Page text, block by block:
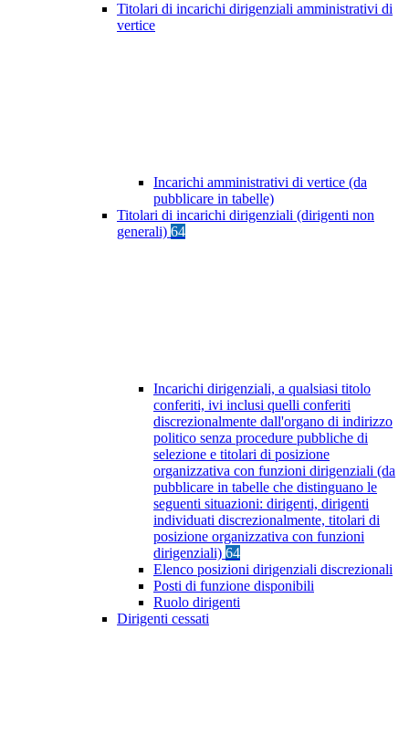
Titolari di incarichi dirigenziali amministrativi di
vertice
Incarichi amministrativi di vertice (da
pubblicare in tabelle)
Titolari di incarichi dirigenziali (dirigenti non
generali) 64
Incarichi dirigenziali, a qualsiasi titolo
conferiti, ivi inclusi quelli conferiti
discrezionalmente dall'organo di indirizzo
politico senza procedure pubbliche di
selezione e titolari di posizione
organizzativa con funzioni dirigenziali (da
pubblicare in tabelle che distinguano le
seguenti situazioni: dirigenti, dirigenti
individuati discrezionalmente, titolari di
posizione organizzativa con funzioni
dirigenziali) 64
Elenco posizioni dirigenziali discrezionali
Posti di funzione disponibili
Ruolo dirigenti
Dirigenti cessati